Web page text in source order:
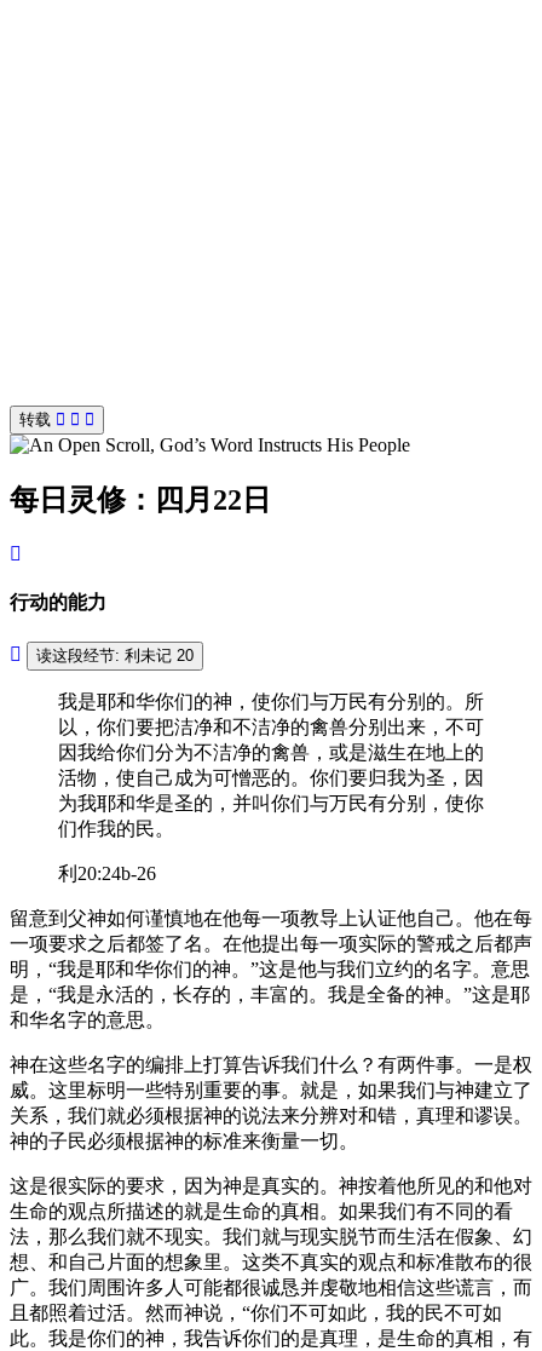
转载
每日灵修：四月22日
行动的能力
读这段经节: 利未记 20
我是耶和华你们的神，使你们与万民有分别的。所
以，你们要把洁净和不洁净的禽兽分别出来，不可
因我给你们分为不洁净的禽兽，或是滋生在地上的
活物，使自己成为可憎恶的。你们要归我为圣，因
为我耶和华是圣的，并叫你们与万民有分别，使你
们作我的民。
利20:24b-26
留意到父神如何谨慎地在他每一项教导上认证他自己。他在每
一项要求之后都签了名。在他提出每一项实际的警戒之后都声
明，“我是耶和华你们的神。”这是他与我们立约的名字。意思
是，“我是永活的，长存的，丰富的。我是全备的神。”这是耶
和华名字的意思。
神在这些名字的编排上打算告诉我们什么？有两件事。一是权
威。这里标明一些特别重要的事。就是，如果我们与神建立了
关系，我们就必须根据神的说法来分辨对和错，真理和谬误。
神的子民必须根据神的标准来衡量一切。
这是很实际的要求，因为神是真实的。神按着他所见的和他对
生命的观点所描述的就是生命的真相。如果我们有不同的看
法，那么我们就不现实。我们就与现实脱节而生活在假象、幻
想、和自己片面的想象里。这类不真实的观点和标准散布的很
广。我们周围许多人可能都很诚恳并虔敬地相信这些谎言，而
且都照着过活。然而神说，“你们不可如此，我的民不可如
此。我是你们的神，我告诉你们的是真理，是生命的真相，有